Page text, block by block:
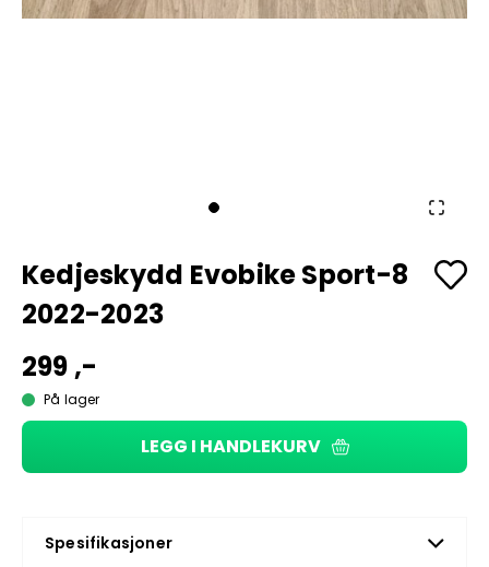
Kedjeskydd Evobike Sport-8
2022-2023
299 ,-
På lager
LEGG I HANDLEKURV
Spesifikasjoner